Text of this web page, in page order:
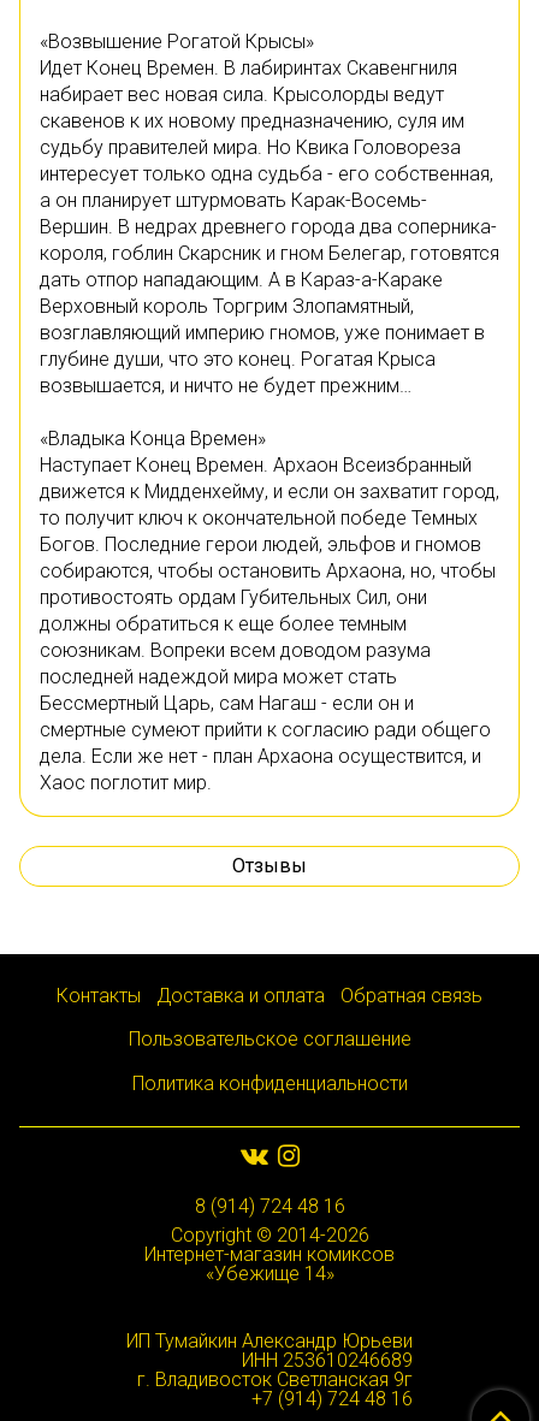
«Возвышение Рогатой Крысы»
Идет Конец Времен. В лабиринтах Скавенгниля
набирает вес новая сила. Крысолорды ведут
скавенов к их новому предназначению, суля им
судьбу правителей мира. Но Квика Головореза
интересует только одна судьба - его собственная,
а он планирует штурмовать Карак-Восемь-
Вершин. В недрах древнего города два соперника-
короля, гоблин Скарсник и гном Белегар, готовятся
дать отпор нападающим. А в Караз-а-Караке
Верховный король Торгрим Злопамятный,
возглавляющий империю гномов, уже понимает в
глубине души, что это конец. Рогатая Крыса
возвышается, и ничто не будет прежним…
«Владыка Конца Времен»
Наступает Конец Времен. Архаон Всеизбранный
движется к Мидденхейму, и если он захватит город,
то получит ключ к окончательной победе Темных
Богов. Последние герои людей, эльфов и гномов
собираются, чтобы остановить Архаона, но, чтобы
противостоять ордам Губительных Сил, они
должны обратиться к еще более темным
союзникам. Вопреки всем доводом разума
последней надеждой мира может стать
Бессмертный Царь, сам Нагаш - если он и
смертные сумеют прийти к согласию ради общего
дела. Если же нет - план Архаона осуществится, и
Хаос поглотит мир.
Отзывы
Контакты Доставка и оплата
Обратная связь
Пользовательское соглашение
Политика конфиденциальности
8 (914) 724 48 16
Copyright © 2014-2026
Интернет-магазин комиксов
«Убежище 14»
ИП Тумайкин Александр Юрьеви
ИНН 253610246689
г. Владивосток Светланская 9г
+7 (914) 724 48 16